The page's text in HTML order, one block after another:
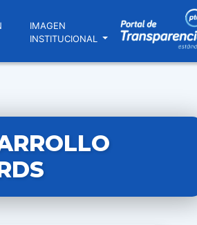
IMAGEN
INSTITUCIONAL